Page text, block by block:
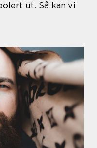
ut. Så kan vi